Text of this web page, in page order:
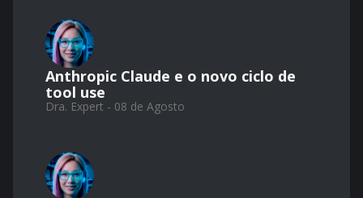
Anthropic Claude e o novo ciclo de
tool use
Dra. Expert - 08 de Agosto